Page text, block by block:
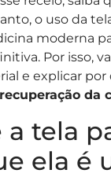
o uso da
moderna
Por isso,
e explicar por
recuperação da
a tela
ela é